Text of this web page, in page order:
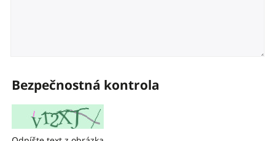
Bezpečnostná kontrola